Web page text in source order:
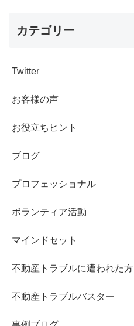
カテゴリー
Twitter
お客様の声
お役立ちヒント
ブログ
プロフェッショナル
ボランティア活動
マインドセット
不動産トラブルに遭われた方
不動産トラブルバスター